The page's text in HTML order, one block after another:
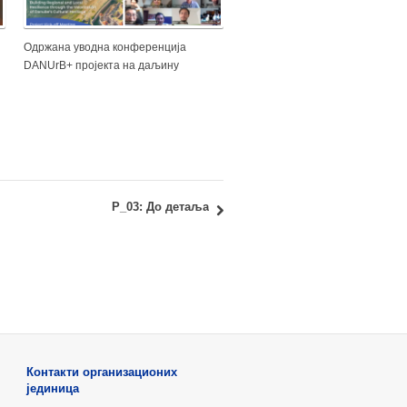
Одржана уводна конференција
DANUrB+ пројекта на даљину
Р_03: До детаља
Контакти организационих
јединица